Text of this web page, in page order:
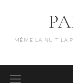
MÊME LA NUIT LA